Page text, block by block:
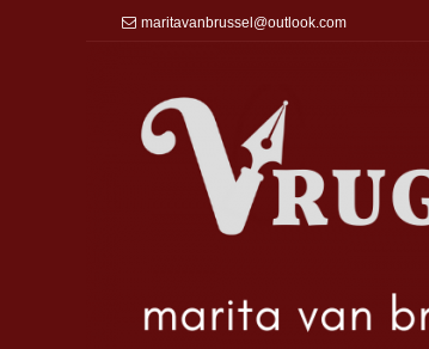
maritavanbrussel@outlook.com